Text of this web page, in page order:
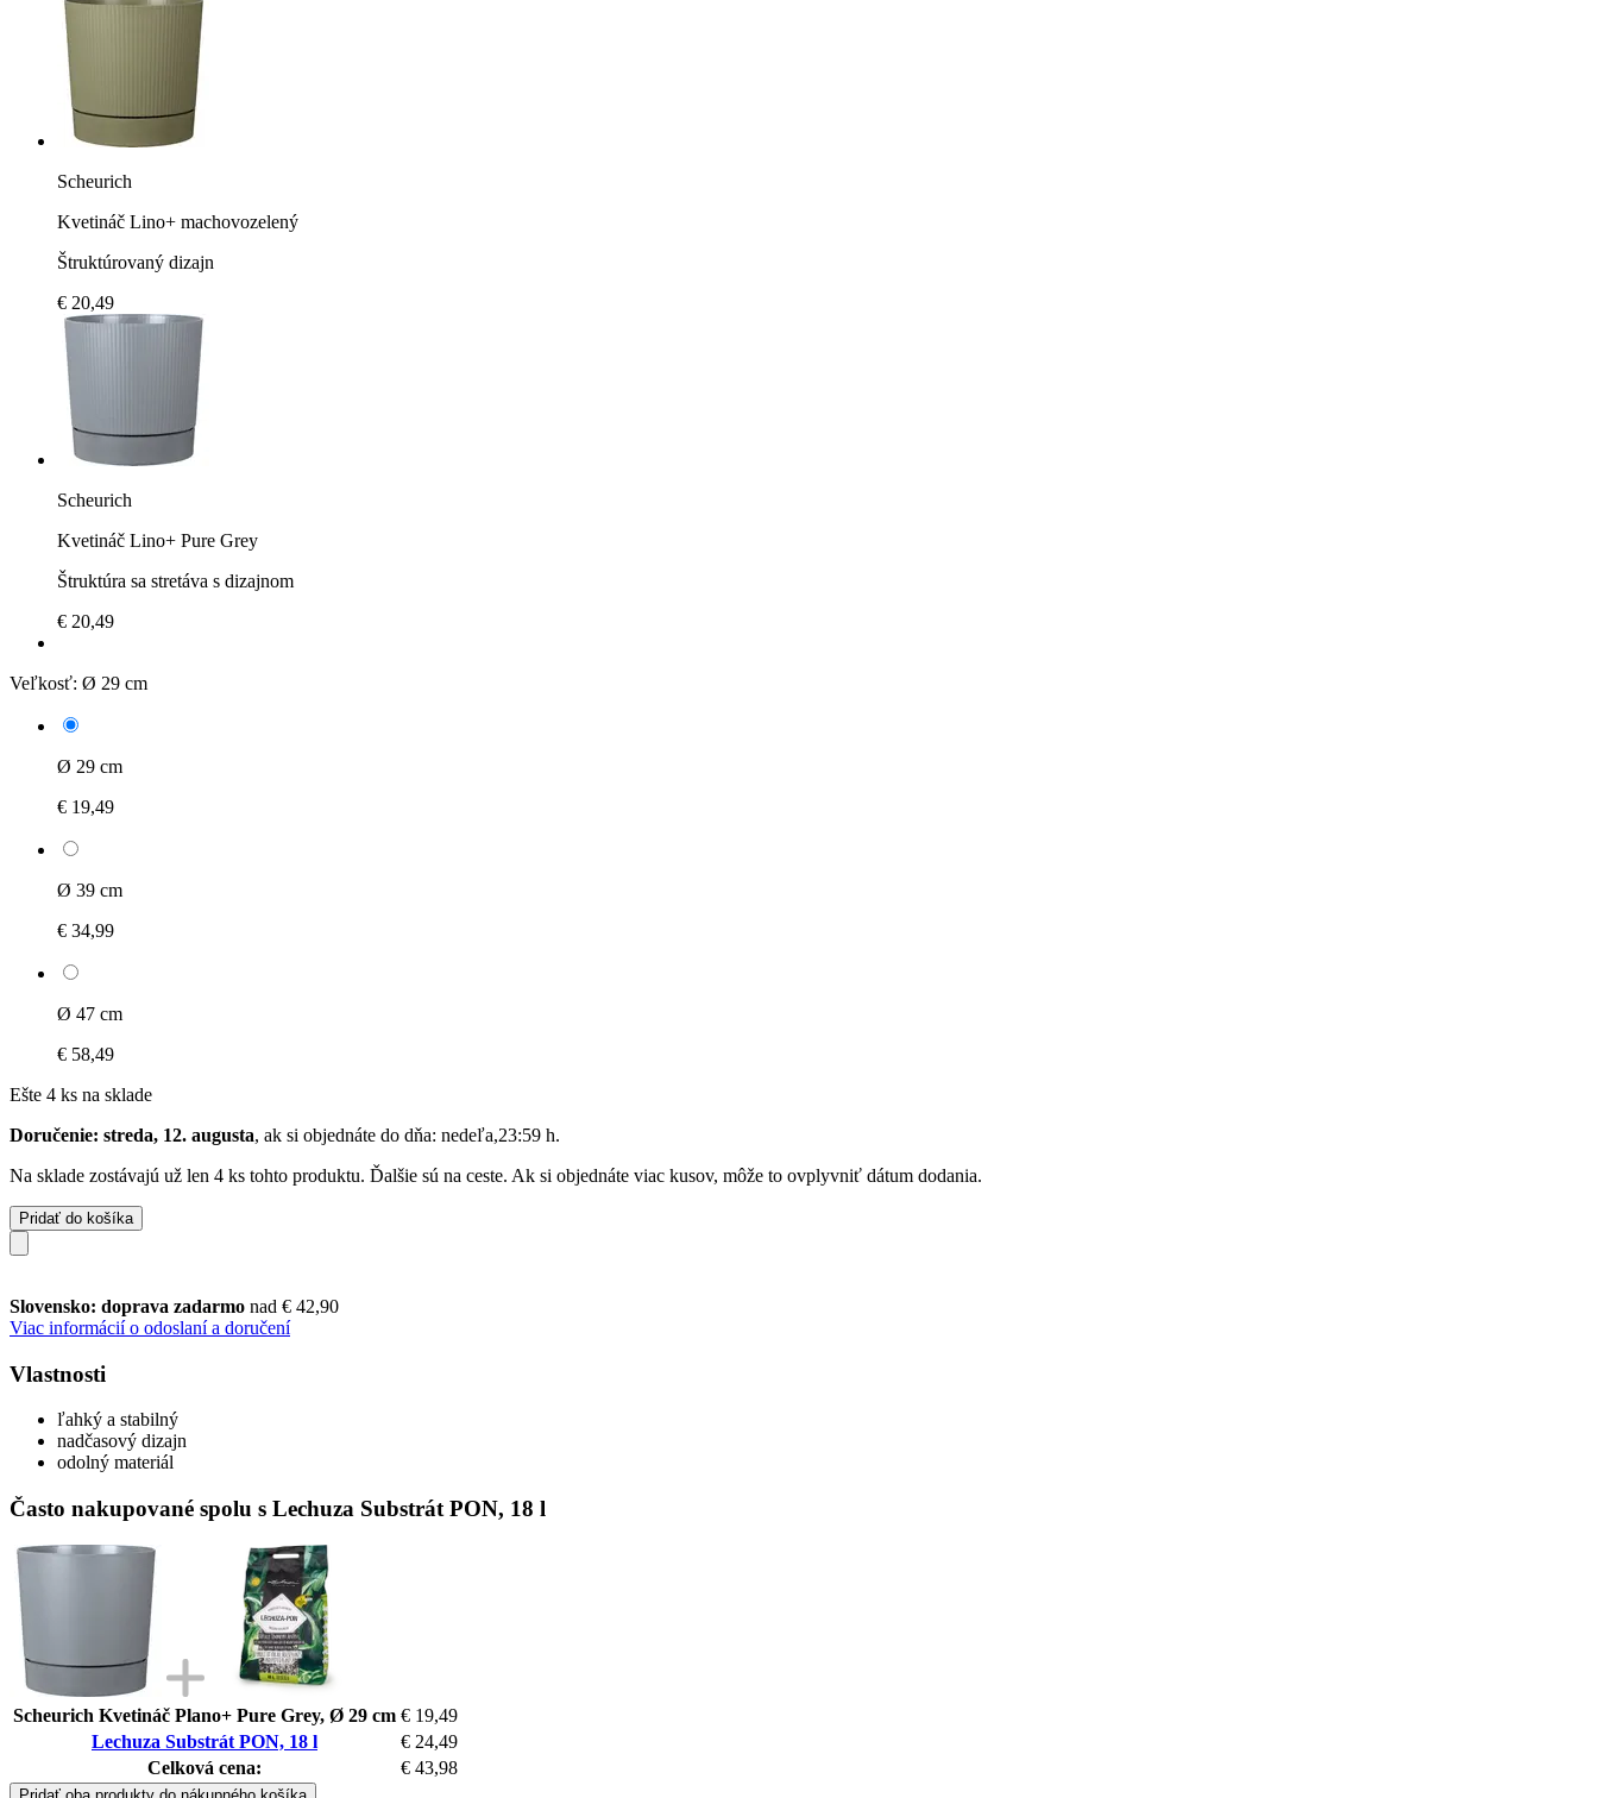
Scheurich
Kvetináč Lino+ machovozelený
Štruktúrovaný dizajn
€ 20,49
Scheurich
Kvetináč Lino+ Pure Grey
Štruktúra sa stretáva s dizajnom
€ 20,49
Veľkosť: Ø 29 cm
Ø 29 cm
€ 19,49
Ø 39 cm
€ 34,99
Ø 47 cm
€ 58,49
Ešte 4 ks na sklade
Doručenie: streda, 12. augusta, ak si objednáte do dňa: nedeľa,23:59 h.
Na sklade zostávajú už len 4 ks tohto produktu. Ďalšie sú na ceste. Ak si objednáte viac kusov, môže to ovplyvniť dátum dodania.
Pridať do košíka
Slovensko: doprava zadarmo nad € 42,90
Viac informácií o odoslaní a doručení
Vlastnosti
ľahký a stabilný
nadčasový dizajn
odolný materiál
Často nakupované spolu s Lechuza Substrát PON, 18 l
Scheurich Kvetináč Plano+ Pure Grey, Ø 29 cm € 19,49
Lechuza Substrát PON, 18 l
€ 24,49
Celková cena:
€ 43,98